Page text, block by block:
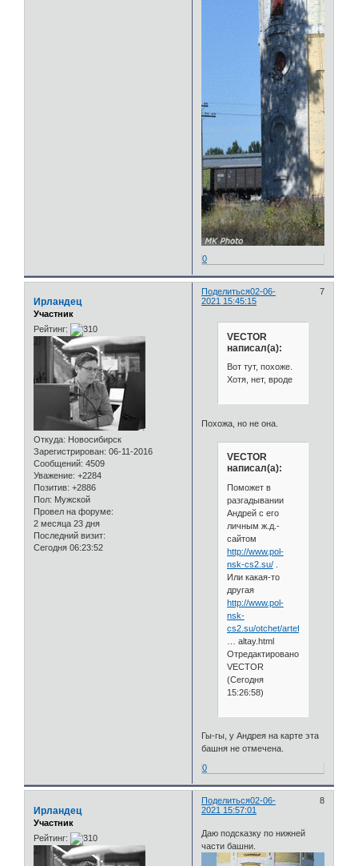
0
Поделиться 7
02-06-
2021 15:45:15
Ирландец
Участник
Рейтинг:
Откуда: Новосибирск
Зарегистрирован: 06-11-2016
Сообщений: 4509
Уважение: +2284
Позитив: +2886
Пол: Мужской
Провел на форуме:
2 месяца 23 дня
Последний визит:
Сегодня 06:23:52
VECTOR
написал(а):
Вот тут, похоже.
Хотя, нет, вроде
Похожа, но не она.
VECTOR
написал(а):
Поможет в
разгадывании
Андрей с его
личным ж.д.-
сайтом
http://www.pol-
nsk-cs2.su/.
Или какая-то
другая
http://www.pol-
nsk-
cs2.su/otchet/artefa
… altay.html
Отредактировано
VECTOR
(Сегодня
15:26:58)
Гы-гы, у Андрея на карте эта
башня не отмечена.
0
Поделиться 8
02-06-
2021 15:57:01
Ирландец
Участник
Рейтинг:
Даю подсказку по нижней
части башни.